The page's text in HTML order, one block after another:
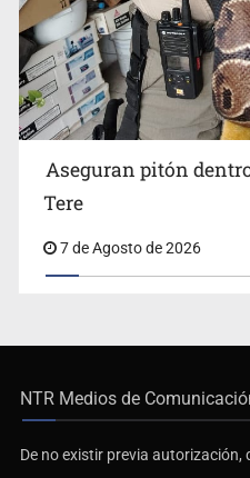
Aseguran pitón
Tere
7 de Agosto de 2026
NTR Medios de
De no existir previa